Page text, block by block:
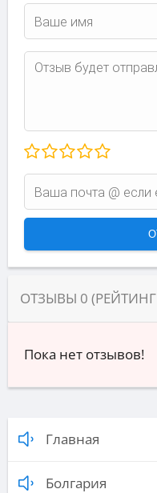
ОТЗЫВЫ 0 (РЕЙТИНГ
Пока нет отзывов!
Главная
Болгария